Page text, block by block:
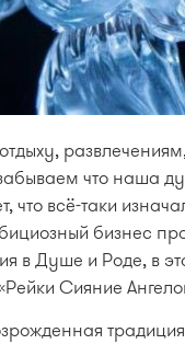
что наша
что всё-таки
бизнес
в Душе и Роде, в
Сияние